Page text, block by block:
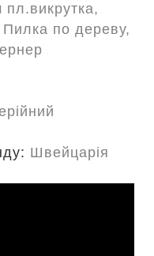
Пилка по дереву,
Швейцарія